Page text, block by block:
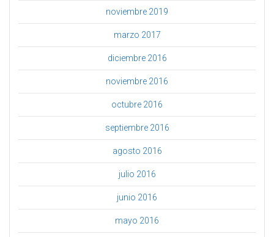
noviembre 2019
marzo 2017
diciembre 2016
noviembre 2016
octubre 2016
septiembre 2016
agosto 2016
julio 2016
junio 2016
mayo 2016